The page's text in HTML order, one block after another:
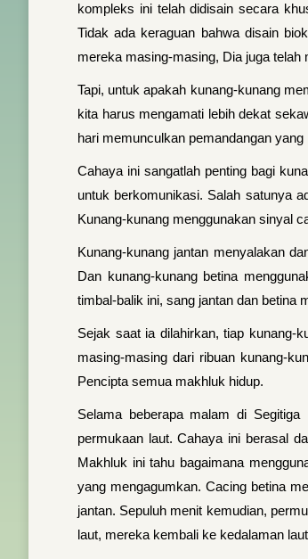
kompleks ini telah didisain secara
Tidak ada keraguan bahwa disain
mereka masing-masing, Dia juga
Tapi, untuk apakah kunang-kunang
kita harus mengamati lebih dekat
hari memunculkan pemandangan
Cahaya ini sangatlah penting bagi
untuk berkomunikasi. Salah satunya
Kunang-kunang menggunakan sinyal
Kunang-kunang jantan menyalakan
Dan kunang-kunang betina
timbal-balik ini, sang jantan dan betina
Sejak saat ia dilahirkan, tiap kunang-
masing-masing dari ribuan kunang-
Pencipta semua makhluk hidup.
Selama beberapa malam di
permukaan laut. Cahaya ini berasal
Makhluk ini tahu bagaimana
yang mengagumkan. Cacing betina
jantan. Sepuluh menit kemudian,
laut, mereka kembali ke kedalaman